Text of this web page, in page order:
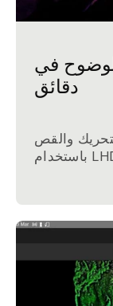
في
دقائق
والقص